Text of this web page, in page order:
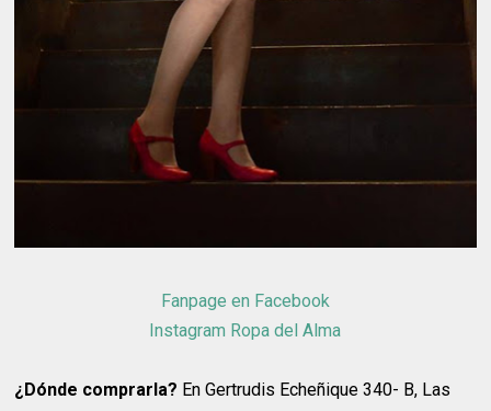
Fanpage en Facebook
Instagram Ropa del Alma
¿Dónde comprarla? En Gertrudis Echeñique 340- B, Las